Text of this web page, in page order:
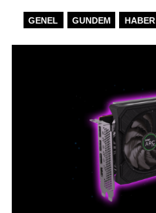
GENEL GUNDEM HABER